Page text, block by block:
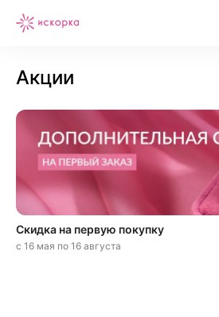
Акции
Скидка на первую покупку
с 16 мая по 16 августа